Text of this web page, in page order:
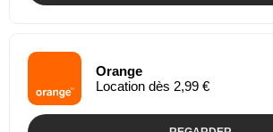
Orange
Location dès 2,99 €